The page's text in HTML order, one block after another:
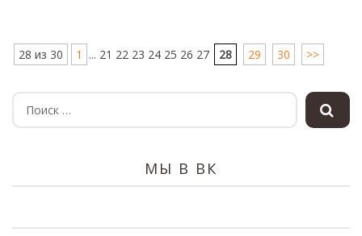
28 из 30 1 ... 21 22 23 24 25 26 27 28 29 30 >>
МЫ В ВК